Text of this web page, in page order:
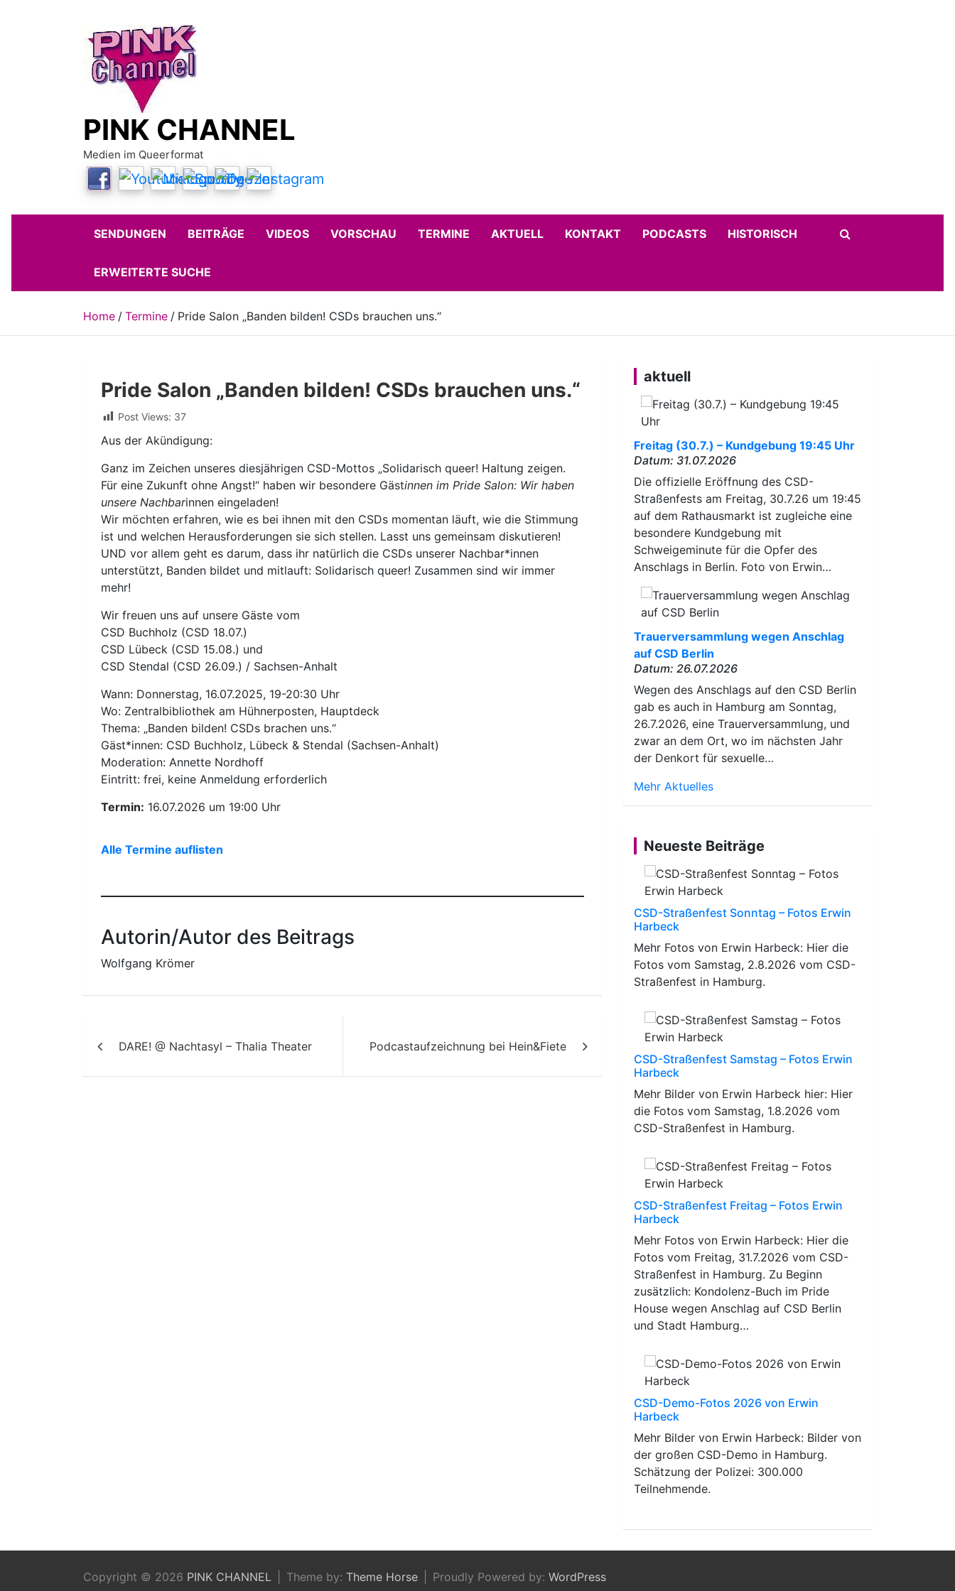
PINK CHANNEL
Medien im Queerformat
SENDUNGEN BEITRÄGE VIDEOS VORSCHAU TERMINE AKTUELL KONTAKT PODCASTS HISTORISCH
ERWEITERTE SUCHE
Home Termine Pride Salon „Banden bilden! CSDs brauchen uns.“
Pride Salon „Banden bilden! CSDs brauchen uns.“
Post Views: 37
Aus der Akündigung:
Ganz im Zeichen unseres diesjährigen CSD-Mottos „Solidarisch queer! Haltung zeigen.
Für eine Zukunft ohne Angst!“ haben wir besondere Gästinnen im Pride Salon: Wir haben
unsere Nachbarinnen eingeladen!
Wir möchten erfahren, wie es bei ihnen mit den CSDs momentan läuft, wie die Stimmung
ist und welchen Herausforderungen sie sich stellen. Lasst uns gemeinsam diskutieren!
UND vor allem geht es darum, dass ihr natürlich die CSDs unserer Nachbar*innen
unterstützt, Banden bildet und mitlauft: Solidarisch queer! Zusammen sind wir immer
mehr!
Wir freuen uns auf unsere Gäste vom
CSD Buchholz (CSD 18.07.)
CSD Lübeck (CSD 15.08.) und
CSD Stendal (CSD 26.09.) / Sachsen-Anhalt
Wann: Donnerstag, 16.07.2025, 19-20:30 Uhr
Wo: Zentralbibliothek am Hühnerposten, Hauptdeck
Thema: „Banden bilden! CSDs brachen uns.“
Gäst*innen: CSD Buchholz, Lübeck & Stendal (Sachsen-Anhalt)
Moderation: Annette Nordhoff
Eintritt: frei, keine Anmeldung erforderlich
Termin: 16.07.2026 um 19:00 Uhr
Alle Termine auflisten
Autorin/Autor des Beitrags
Wolfgang Krömer
DARE! @ Nachtasyl – Thalia Theater Podcastaufzeichnung bei Hein&Fiete
aktuell
Freitag (30.7.) – Kundgebung 19:45 Uhr
Datum: 31.07.2026
Die offizielle Eröffnung des CSD-
Straßenfests am Freitag, 30.7.26 um 19:45
auf dem Rathausmarkt ist zugleiche eine
besondere Kundgebung mit
Schweigeminute für die Opfer des
Anschlags in Berlin. Foto von Erwin…
Trauerversammlung wegen Anschlag
auf CSD Berlin
Datum: 26.07.2026
Wegen des Anschlags auf den CSD Berlin
gab es auch in Hamburg am Sonntag,
26.7.2026, eine Trauerversammlung, und
zwar an dem Ort, wo im nächsten Jahr
der Denkort für sexuelle…
Mehr Aktuelles
Neueste Beiträge
CSD-Straßenfest Sonntag – Fotos Erwin
Harbeck
Mehr Fotos von Erwin Harbeck: Hier die
Fotos vom Samstag, 2.8.2026 vom CSD-
Straßenfest in Hamburg.
CSD-Straßenfest Samstag – Fotos Erwin
Harbeck
Mehr Bilder von Erwin Harbeck hier: Hier
die Fotos vom Samstag, 1.8.2026 vom
CSD-Straßenfest in Hamburg.
CSD-Straßenfest Freitag – Fotos Erwin
Harbeck
Mehr Fotos von Erwin Harbeck: Hier die
Fotos vom Freitag, 31.7.2026 vom CSD-
Straßenfest in Hamburg. Zu Beginn
zusätzlich: Kondolenz-Buch im Pride
House wegen Anschlag auf CSD Berlin
und Stadt Hamburg…
CSD-Demo-Fotos 2026 von Erwin
Harbeck
Mehr Bilder von Erwin Harbeck: Bilder von
der großen CSD-Demo in Hamburg.
Schätzung der Polizei: 300.000
Teilnehmende.
Copyright © 2026 PINK CHANNEL Theme by: Theme Horse Proudly Powered by: WordPress